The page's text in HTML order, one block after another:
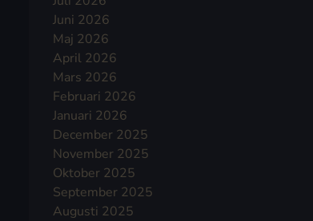
Juni 2026
Maj 2026
April 2026
Mars 2026
Februari 2026
Januari 2026
December 2025
November 2025
Oktober 2025
September 2025
Augusti 2025